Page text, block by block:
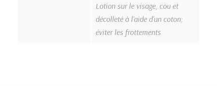
Lotion sur le visage, cou et
décolleté à l’aide d’un coton;
éviter les frottements